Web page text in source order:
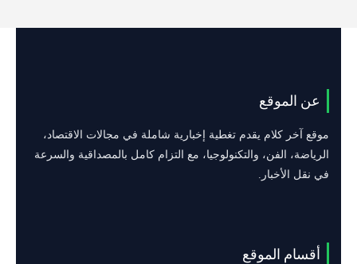
عن الموقع
موقع آخر كلام يقدم تغطية إخبارية شاملة في مجالات الاقتصاد،
الرياضة، الفن، والتكنولوجيا، مع التزام كامل بالمصداقية والسرعة
في نقل الأخبار.
أقسام الموقع